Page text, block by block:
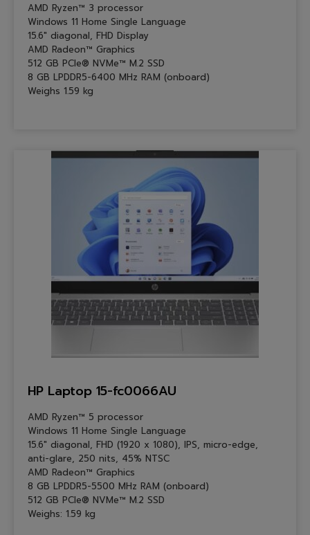
AMD Ryzen™ 3 processor
Windows 11 Home Single Language
15.6″ diagonal, FHD Display
AMD Radeon™ Graphics
512 GB PCIe® NVMe™ M.2 SSD
8 GB LPDDR5-6400 MHz RAM (onboard)
Weighs 1.59 kg
HP Laptop 15-fc0066AU
AMD Ryzen™ 5 processor
Windows 11 Home Single Language
15.6″ diagonal, FHD (1920 x 1080), IPS, micro-edge,
anti-glare, 250 nits, 45% NTSC
AMD Radeon™ Graphics
8 GB LPDDR5-5500 MHz RAM (onboard)
512 GB PCIe® NVMe™ M.2 SSD
Weighs: 1.59 kg